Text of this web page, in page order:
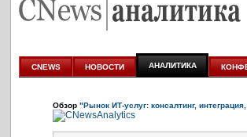
аналитике
CNEWS НОВОСТИ АНАЛИТИКА
Обзор "Рынок ИТ-услуг: консалтинг,